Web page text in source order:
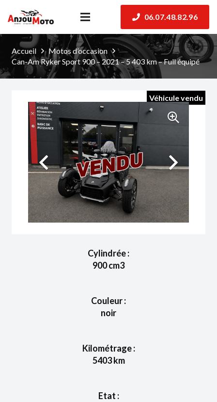
06.07.48.82.96
Accueil
Motos d’occasion
Can-Am Ryker Sport 900 – 2021 – 5 403 km – Full équipé
Véhicule vendu
Cylindrée :
900cm3
Couleur :
noir
Kilométrage :
5403km
Etat :